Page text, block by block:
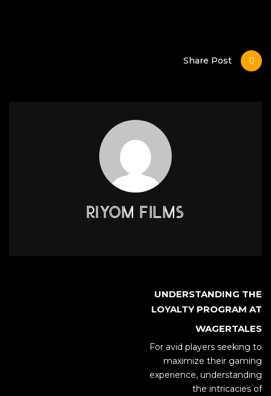
Share Post
RIYOM FILMS
UNDERSTANDING THE
LOYALTY PROGRAM AT
WAGERTALES
For avid players seeking to
maximize their gaming
experience, understanding
the intricacies of